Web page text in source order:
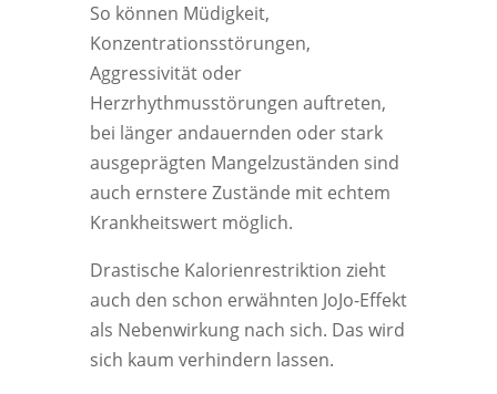
So können Müdigkeit,
Konzentrationsstörungen,
Aggressivität oder
Herzrhythmusstörungen auftreten,
bei länger andauernden oder stark
ausgeprägten Mangelzuständen sind
auch ernstere Zustände mit echtem
Krankheitswert möglich.
Drastische Kalorienrestriktion zieht
auch den schon erwähnten JoJo-Effekt
als Nebenwirkung nach sich. Das wird
sich kaum verhindern lassen.